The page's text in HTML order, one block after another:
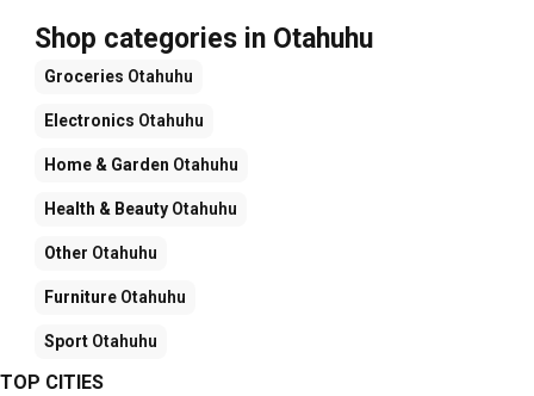
Shop categories in Otahuhu
Groceries Otahuhu
Electronics Otahuhu
Home & Garden Otahuhu
Health & Beauty Otahuhu
Other Otahuhu
Furniture Otahuhu
Sport Otahuhu
TOP CITIES